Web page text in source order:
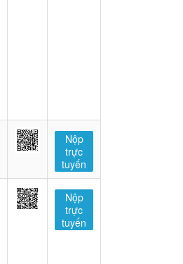
Nộp
trực
tuyến
Nộp
trực
tuyến